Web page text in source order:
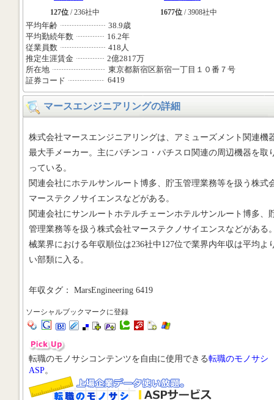
127位 / 236社中
1677位 / 3908社中
平均年齢
38.9歳
平均勤続年数
16.2年
従業員数
418人
推定生涯賃金
2億2817万
所在地
東京都新宿区新宿一丁目１０番７号
証券コード
6419
マースエンジニアリングの詳細
株式会社マースエンジニアリングは、アミューズメント関連機
最大手メーカー。主にパチンコ・パチスロ関連の周辺機器を取
っている。
関連会社にホテルサンルート博多、貯玉管理業務等を扱う株式
マーステクノサイエンスなどがある。
関連会社にサンルートホテルチェーンホテルサンルート博多、
管理業務等を扱う株式会社マーステクノサイエンスなどがある
械業界における年収順位は236社中127位で業界内年収は平均よ
い部類に入る。
年収タグ： MarsEngineering 6419
ソーシャルブックマークに登録
転職のモノサシコンテンツを自由に使用できる転職のモノサシ
ASP。